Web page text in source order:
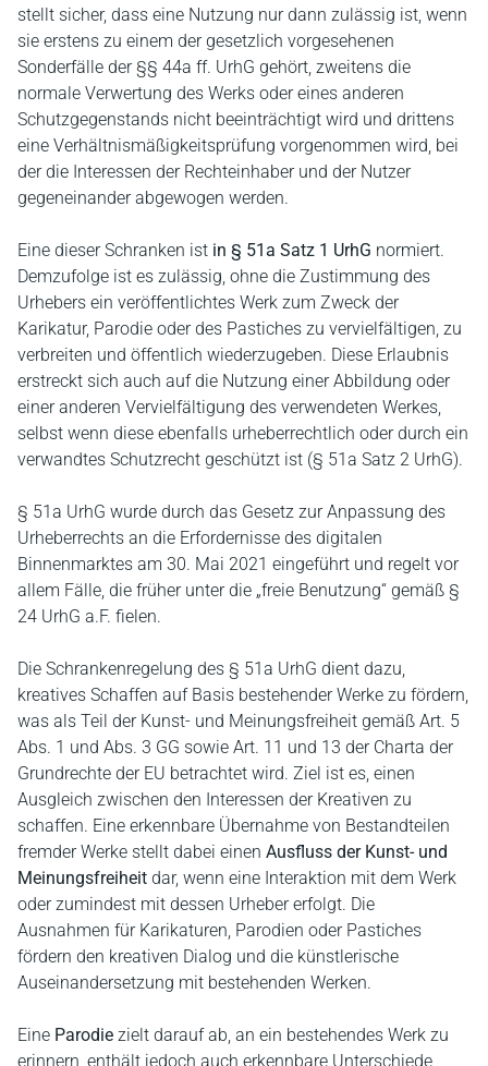
stellt sicher, dass eine Nutzung nur dann zulässig ist, wenn
sie erstens zu einem der gesetzlich vorgesehenen
Sonderfälle der §§ 44a ff. UrhG gehört, zweitens die
normale Verwertung des Werks oder eines anderen
Schutzgegenstands nicht beeinträchtigt wird und drittens
eine Verhältnismäßigkeitsprüfung vorgenommen wird, bei
der die Interessen der Rechteinhaber und der Nutzer
gegeneinander abgewogen werden.
Eine dieser Schranken ist in § 51a Satz 1 UrhG normiert.
Demzufolge ist es zulässig, ohne die Zustimmung des
Urhebers ein veröffentlichtes Werk zum Zweck der
Karikatur, Parodie oder des Pastiches zu vervielfältigen, zu
verbreiten und öffentlich wiederzugeben. Diese Erlaubnis
erstreckt sich auch auf die Nutzung einer Abbildung oder
einer anderen Vervielfältigung des verwendeten Werkes,
selbst wenn diese ebenfalls urheberrechtlich oder durch ein
verwandtes Schutzrecht geschützt ist (§ 51a Satz 2 UrhG).
§ 51a UrhG wurde durch das Gesetz zur Anpassung des
Urheberrechts an die Erfordernisse des digitalen
Binnenmarktes am 30. Mai 2021 eingeführt und regelt vor
allem Fälle, die früher unter die „freie Benutzung“ gemäß §
24 UrhG a.F. fielen.
Die Schrankenregelung des § 51a UrhG dient dazu,
kreatives Schaffen auf Basis bestehender Werke zu fördern,
was als Teil der Kunst- und Meinungsfreiheit gemäß Art. 5
Abs. 1 und Abs. 3 GG sowie Art. 11 und 13 der Charta der
Grundrechte der EU betrachtet wird. Ziel ist es, einen
Ausgleich zwischen den Interessen der Kreativen zu
schaffen. Eine erkennbare Übernahme von Bestandteilen
fremder Werke stellt dabei einen Ausfluss der Kunst- und
Meinungsfreiheit dar, wenn eine Interaktion mit dem Werk
oder zumindest mit dessen Urheber erfolgt. Die
Ausnahmen für Karikaturen, Parodien oder Pastiches
fördern den kreativen Dialog und die künstlerische
Auseinandersetzung mit bestehenden Werken.
Eine Parodie zielt darauf ab, an ein bestehendes Werk zu
erinnern, enthält jedoch auch erkennbare Unterschiede